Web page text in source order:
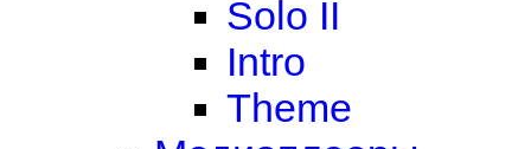
Solo II
Intro
Theme